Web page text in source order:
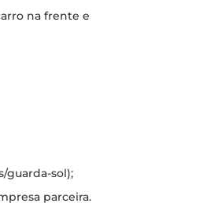
na frente e
guarda-sol);
parceira.